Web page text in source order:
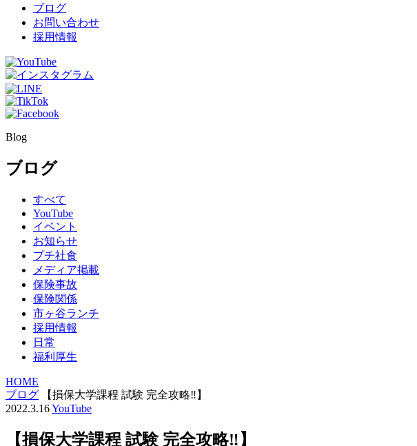
ブログ
お問い合わせ
採用情報
Blog
ブログ
すべて
YouTube
イベント
お知らせ
プチ社食
メディア掲載
保険事故
保険関係
市ヶ谷ランチ
採用情報
日常
福利厚生
HOME
ブログ
【損保大学課程 試験 完全攻略‼︎】
2022.3.16YouTube
【損保大学課程 試験 完全攻略‼︎】